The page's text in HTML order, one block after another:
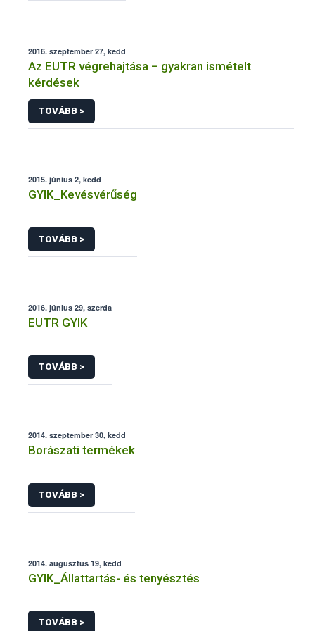
2016. szeptember 27, kedd
Az EUTR végrehajtása – gyakran ismételt
kérdések
TOVÁBB >
2015. június 2, kedd
GYIK_Kevésvérűség
TOVÁBB >
2016. június 29, szerda
EUTR GYIK
TOVÁBB >
2014. szeptember 30, kedd
Borászati termékek
TOVÁBB >
2014. augusztus 19, kedd
GYIK_Állattartás- és tenyésztés
TOVÁBB >